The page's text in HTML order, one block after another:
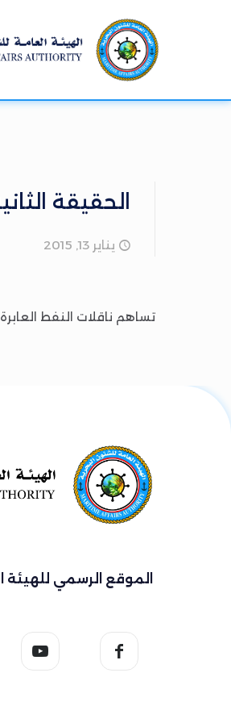
الحقيقة
يناير 13, 2015
تساهم ناقلات النفط العابرة للمحيطات في نقل ما نسبته
الموقع الرسمي للهيئة